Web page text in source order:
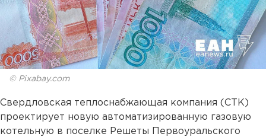
© Pixabay.com
Свердловская теплоснабжающая компания (СТК)
проектирует новую автоматизированную газовую
котельную в поселке Решеты Первоуральского